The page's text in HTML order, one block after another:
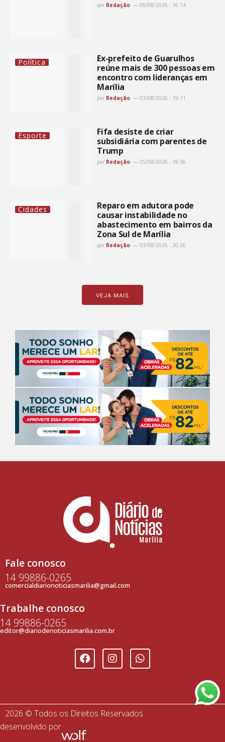
por Redação 06/08/2026 - 16:14
Política
Ex-prefeito de Guarulhos
reúne mais de 300 pessoas em
encontro com lideranças em
Marília
por Redação 03/08/2026 - 19:11
Esporte
Fifa desiste de criar
subsidiária com parentes de
Trump
por Redação 05/08/2026 - 18:36
Cidades
Reparo em adutora pode
causar instabilidade no
abastecimento em bairros da
Zona Sul de Marília
por Redação 03/08/2026 - 20:26
VEJA MAIS
Fale conosco
14 99886-0265
comercialdiarionoticiasmarilia@gmail.com
Trabalhe conosco
14 99886-0265
editor@diariodenoticiasmarilia.com.br
2026 © Todos os Direitos Reservados
desenvolvido por